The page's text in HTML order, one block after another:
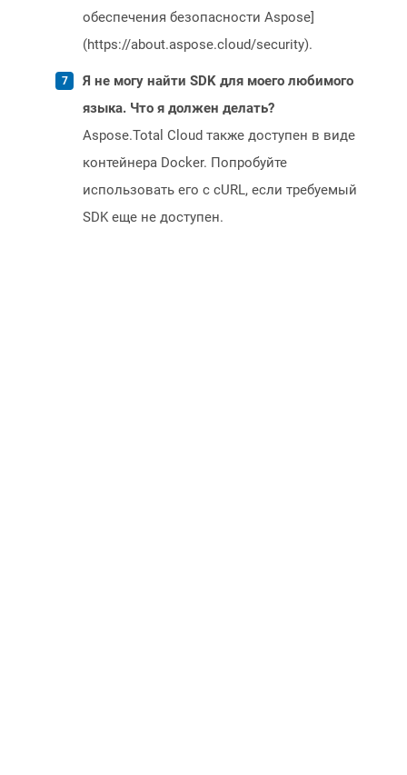
обеспечения безопасности Aspose]
(https://about.aspose.cloud/security).
Я не могу найти SDK для моего любимого
языка. Что я должен делать?
Aspose.Total Cloud также доступен в виде
контейнера Docker. Попробуйте
использовать его с cURL, если требуемый
SDK еще не доступен.